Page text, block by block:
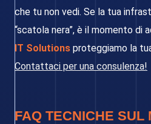
che tu non vedi. Se la tua
“scatola nera”, è il momento di
IT Solutions proteggiamo la
Contattaci per una consulenza!
FAQ TECNICHE SUL